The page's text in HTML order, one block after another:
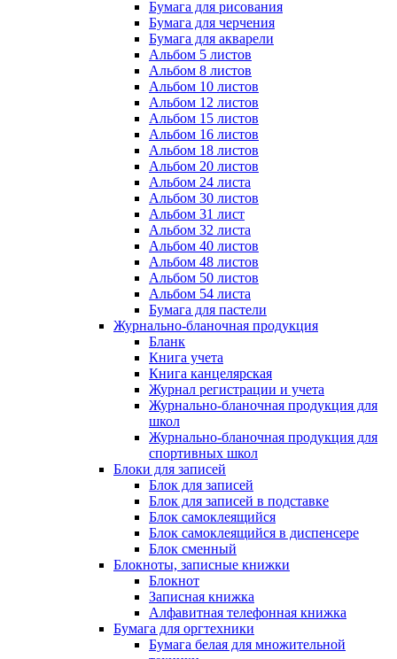
Бумага для рисования
Бумага для черчения
Бумага для акварели
Альбом 5 листов
Альбом 8 листов
Альбом 10 листов
Альбом 12 листов
Альбом 15 листов
Альбом 16 листов
Альбом 18 листов
Альбом 20 листов
Альбом 24 листа
Альбом 30 листов
Альбом 31 лист
Альбом 32 листа
Альбом 40 листов
Альбом 48 листов
Альбом 50 листов
Альбом 54 листа
Бумага для пастели
Журнально-бланочная продукция
Бланк
Книга учета
Книга канцелярская
Журнал регистрации и учета
Журнально-бланочная продукция для
школ
Журнально-бланочная продукция для
спортивных школ
Блоки для записей
Блок для записей
Блок для записей в подставке
Блок самоклеящийся
Блок самоклеящийся в диспенсере
Блок сменный
Блокноты, записные книжки
Блокнот
Записная книжка
Алфавитная телефонная книжка
Бумага для оргтехники
Бумага белая для множительной